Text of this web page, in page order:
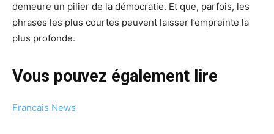
demeure un pilier de la démocratie. Et que, parfois, les
phrases les plus courtes peuvent laisser l’empreinte la
plus profonde.
Vous pouvez également lire
Francais News